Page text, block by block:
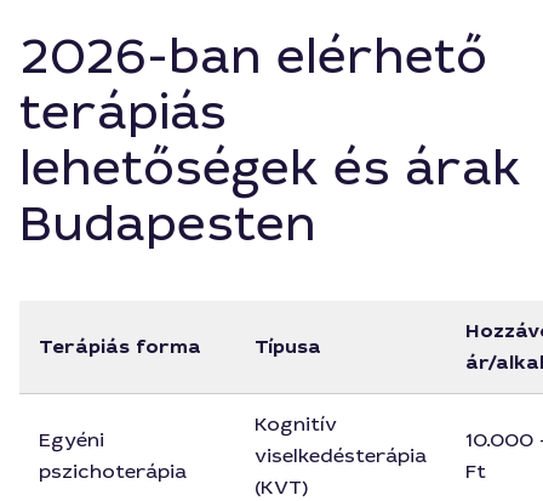
2026-ban elérhető
terápiás
lehetőségek és árak
Budapesten
Terápiás forma Típusa
ár/
Egyéni
pszichoterápia
Kognitív
viselkedésterápia
(KVT)
10.000
Ft